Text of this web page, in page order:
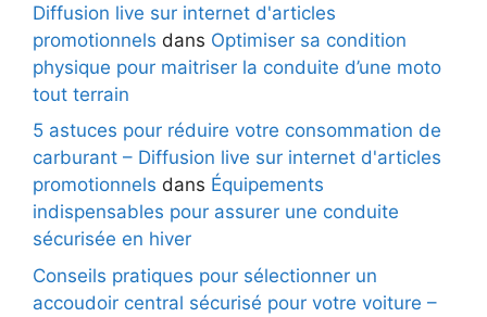
Diffusion live sur internet d'articles
promotionnels dans Optimiser sa condition
physique pour maitriser la conduite d’une moto
tout terrain
5 astuces pour réduire votre consommation de
carburant – Diffusion live sur internet d'articles
promotionnels dans Équipements
indispensables pour assurer une conduite
sécurisée en hiver
Conseils pratiques pour sélectionner un
accoudoir central sécurisé pour votre voiture –